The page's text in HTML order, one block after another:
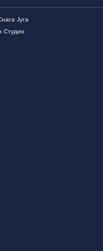
Југа
Студио